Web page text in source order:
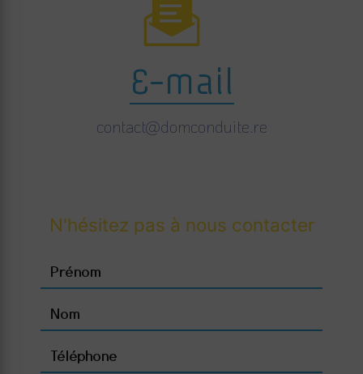
E-mail
contact@domconduite.re
N'hésitez pas à nous contacter